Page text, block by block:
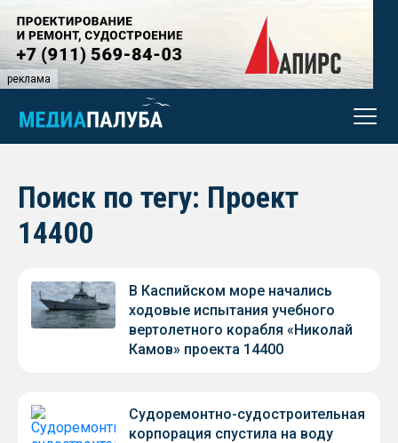
реклама
Поиск по тегу: Проект
14400
В Каспийском море начались
ходовые испытания учебного
вертолетного корабля «Николай
Камов» проекта 14400
Судоремонтно-судостроительная
корпорация спустила на воду